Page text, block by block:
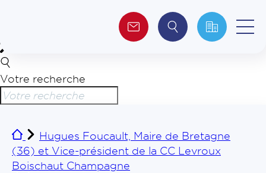
Qui sommes-nous ?
Investisseurs
Votre recherche
Hugues Foucault, Maire de Bretagne
(36) et Vice-président de la CC Levroux
Boischaut Champagne